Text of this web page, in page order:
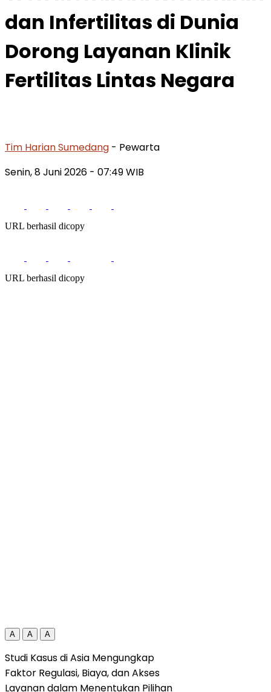
dan Infertilitas di Dunia
Dorong Layanan Klinik
Fertilitas Lintas Negara
Tim Harian Sumedang - Pewarta
Senin, 8 Juni 2026 - 07:49 WIB
URL berhasil dicopy
URL berhasil dicopy
A A A
Studi Kasus di Asia Mengungkap
Faktor Regulasi, Biaya, dan Akses
Layanan dalam Menentukan Pilihan